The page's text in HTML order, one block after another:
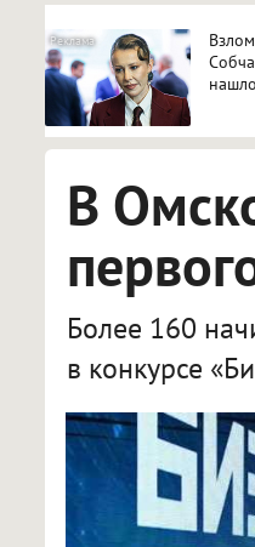
В
Более 160
в конкурсе